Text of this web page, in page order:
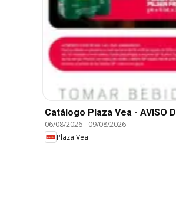
Catálogo Plaza Vea - AVISO
06/08/2026- 09/08/2026
Plaza Vea